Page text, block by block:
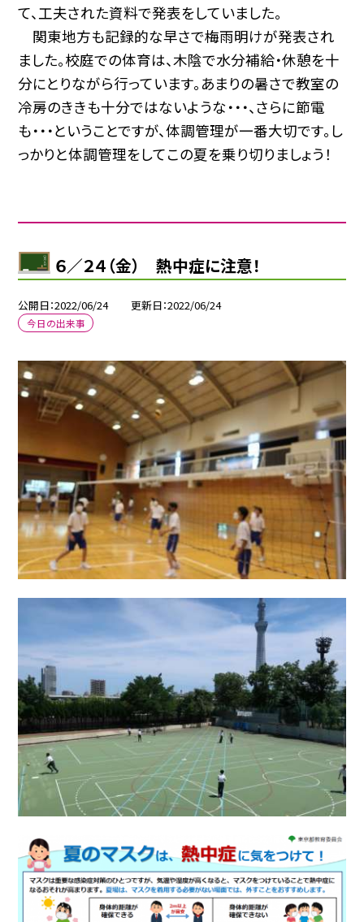
て、工夫された資料で発表をしていました。
関東地方も記録的な早さで梅雨明けが発表され
ました。校庭での体育は、木陰で水分補給・休憩を十
分にとりながら行っています。あまりの暑さで教室の
冷房のききも十分ではないような・・・、さらに節電
も・・・ということですが、体調管理が一番大切です。し
っかりと体調管理をしてこの夏を乗り切りましょう！
６／２４（金） 熱中症に注意！
公開日 2022/06/24 更新日 2022/06/24
今日の出来事